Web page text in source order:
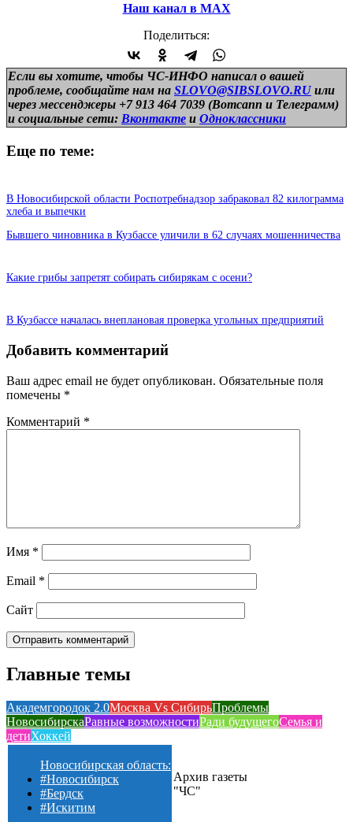
Наш канал в МАХ
Поделиться:
Если вы хотите, чтобы ЧС-ИНФО написал о вашей
проблеме, сообщайте нам на SLOVO@SIBSLOVO.RU или
через мессенджеры +7 913 464 7039 (Вотсапп и Телеграмм)
и социальные сети: Вконтакте и Одноклассники
Еще по теме:
В Новосибирской области Роспотребнадзор забраковал 82 килограмма
хлеба и выпечки
Бывшего чиновника в Кузбассе уличили в 62 случаях мошенничества
Какие грибы запретят собирать сибирякам с осени?
В Кузбассе началась внеплановая проверка угольных предприятий
Добавить комментарий
Ваш адрес email не будет опубликован. Обязательные поля
помечены *
Комментарий *
Имя *
Email *
Сайт
Главные темы
Академгородок 2.0Москва Vs СибирьПроблемы
НовосибирскаРавные возможностиРади будущегоСемья и
детиХоккей
Новосибирская область:
#Новосибирск
#Бердск
#Искитим
Архив газеты
"ЧС"